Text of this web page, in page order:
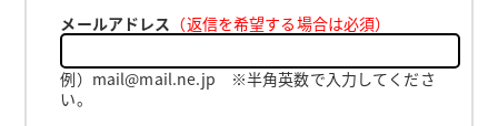
メールアドレス （返信を希望する場合は必須）
例）mail@mail.ne.jp ※半角英数で入力してくださ
い。